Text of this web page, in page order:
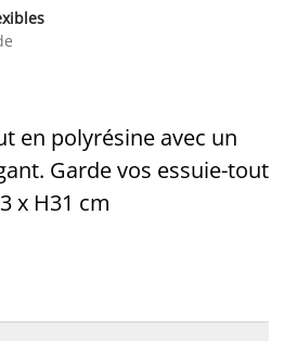
en polyrésine avec un
Garde vos essuie-tout
x H31 cm